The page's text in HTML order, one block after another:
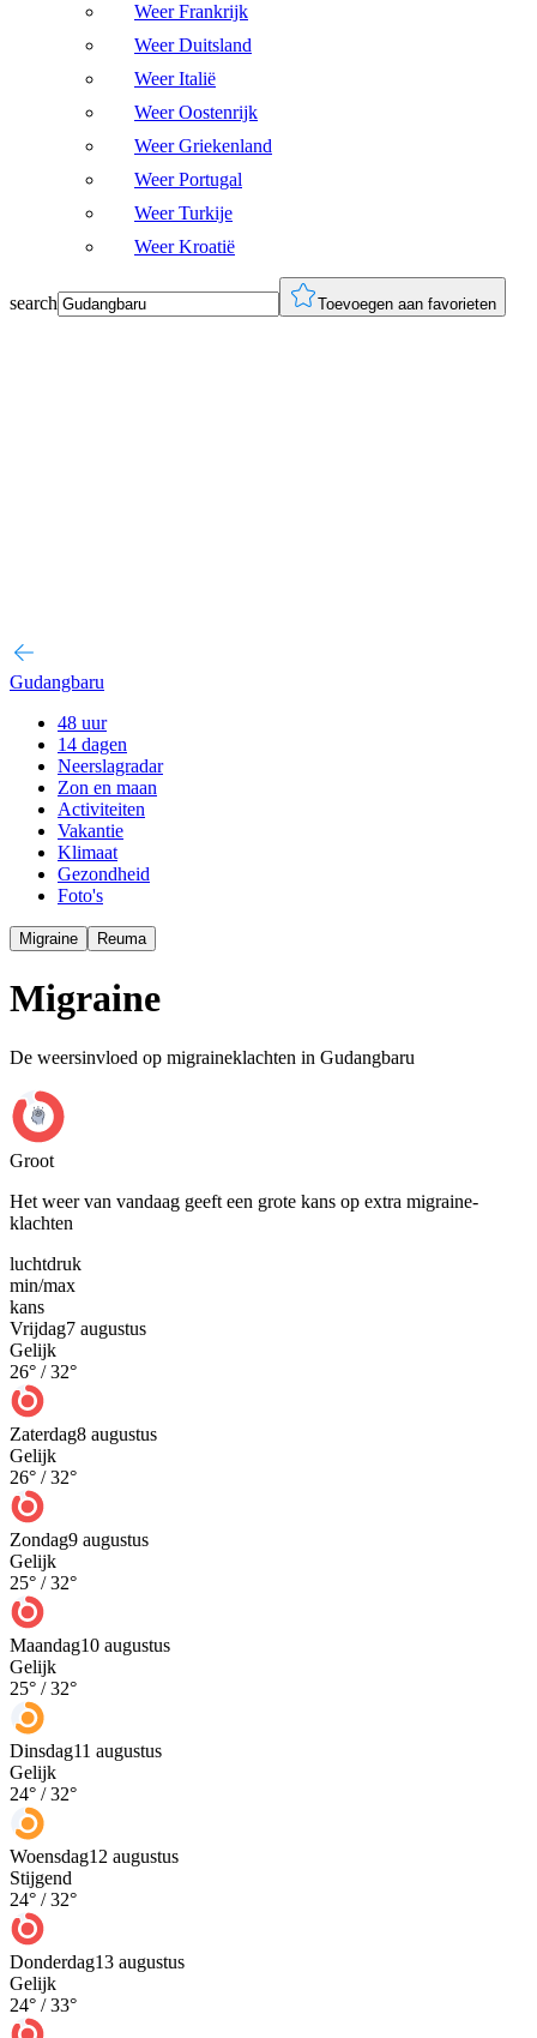
Weer Frankrijk
Weer Duitsland
Weer Italië
Weer Oostenrijk
Weer Griekenland
Weer Portugal
Weer Turkije
Weer Kroatië
search Toevoegen aan favorieten
Gudangbaru
48 uur
14 dagen
Neerslagradar
Zon en maan
Activiteiten
Vakantie
Klimaat
Gezondheid
Foto's
Migraine Reuma
Migraine
De weersinvloed op migraineklachten in Gudangbaru
Groot
Het weer van vandaag geeft een grote kans op extra migraine-
klachten
luchtdruk
min/max
kans
Vrijdag7 augustus
Gelijk
26° /32°
Zaterdag8 augustus
Gelijk
26° /32°
Zondag9 augustus
Gelijk
25° /32°
Maandag10 augustus
Gelijk
25° /32°
Dinsdag11 augustus
Gelijk
24° /32°
Woensdag12 augustus
Stijgend
24° /32°
Donderdag13 augustus
Gelijk
24° /33°